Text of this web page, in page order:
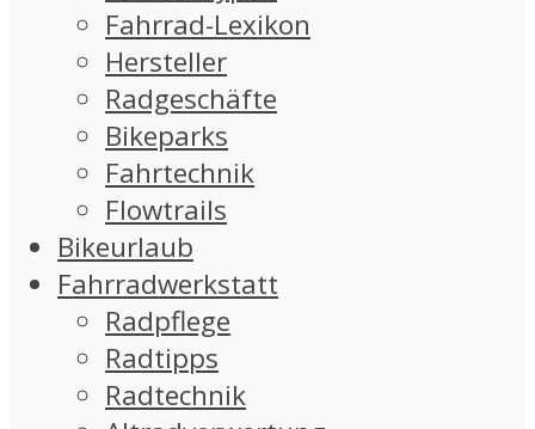
Fahrrad-Lexikon
Hersteller
Radgeschäfte
Bikeparks
Fahrtechnik
Flowtrails
Bikeurlaub
Fahrradwerkstatt
Radpflege
Radtipps
Radtechnik